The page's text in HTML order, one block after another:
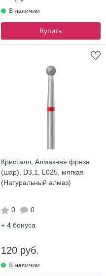
Купить
Кристалл, Алмазная фреза
(шар), D3,1, L025, мягкая
(Натуральный алмаз)
0
0
+ 4 бонуса
120 руб.